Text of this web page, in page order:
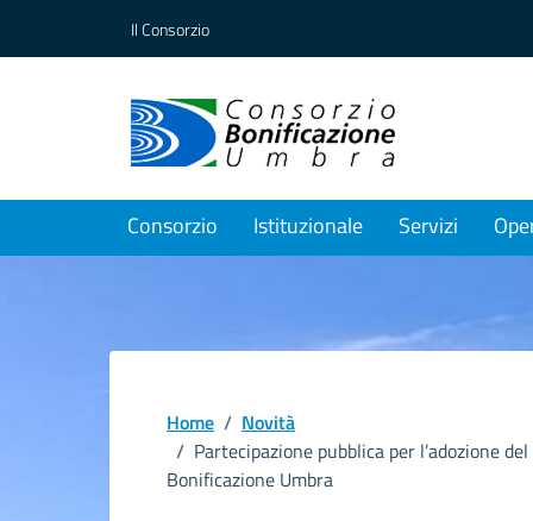
Il Consorzio
Consorzio Istituzionale Servizi
Home / Novità
/ Partecipazione pubblica per l’adozione
Bonificazione Umbra